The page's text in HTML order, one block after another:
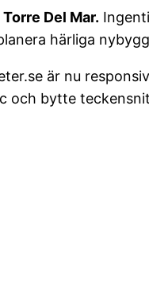
Del Mar.
härliga
är nu
och bytte